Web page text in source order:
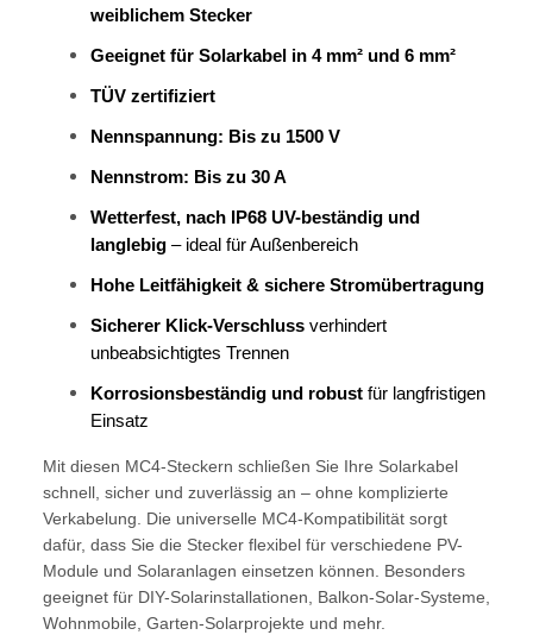
weiblichem Stecker
Geeignet für Solarkabel in 4 mm² und 6 mm²
TÜV zertifiziert
Nennspannung: Bis zu 1500 V
Nennstrom: Bis zu 30 A
Wetterfest, nach IP68 UV-beständig und
langlebig – ideal für Außenbereich
Hohe Leitfähigkeit & sichere Stromübertragung
Sicherer Klick-Verschluss verhindert
unbeabsichtigtes Trennen
Korrosionsbeständig und robust für langfristigen
Einsatz
Mit diesen MC4-Steckern schließen Sie Ihre Solarkabel
schnell, sicher und zuverlässig an – ohne komplizierte
Verkabelung. Die universelle MC4-Kompatibilität sorgt
dafür, dass Sie die Stecker flexibel für verschiedene PV-
Module und Solaranlagen einsetzen können. Besonders
geeignet für DIY-Solarinstallationen, Balkon-Solar-Systeme,
Wohnmobile, Garten-Solarprojekte und mehr.